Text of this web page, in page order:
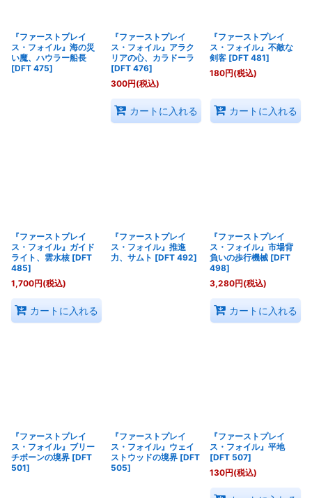
『ファーストプレイ
ス・フォイル』海の災
い魔、ハウラー船長
[DFT 475]
『ファーストプレイ
ス・フォイル』アラク
リアの心、カラドーラ
[DFT 476]
300円(税込)
カートに入れる
『ファーストプレイ
ス・フォイル』不敵な
剣客 [DFT 481]
180円(税込)
カートに入れる
『ファーストプレイ
ス・フォイル』ガイド
ライト、雲水核 [DFT
485]
1,700円(税込)
カートに入れる
『ファーストプレイ
ス・フォイル』推進
力、サムト [DFT 492]
『ファーストプレイ
ス・フォイル』市場背
負いの歩行機械 [DFT
498]
3,280円(税込)
カートに入れる
『ファーストプレイ
ス・フォイル』ブリー
チボーンの境界 [DFT
501]
『ファーストプレイ
ス・フォイル』ウェイ
ストウッドの境界 [DFT
505]
『ファーストプレイ
ス・フォイル』平地
[DFT 507]
130円(税込)